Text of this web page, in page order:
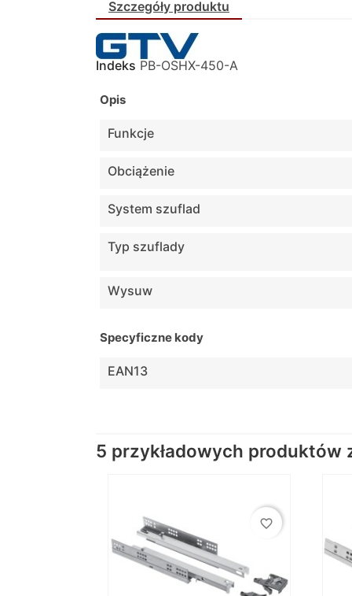
Szczegóły produktu
Indeks PB-OSHX-450-A
Opis
Funkcje
Obciążenie
System szuflad
Typ szuflady
Wysuw
Specyficzne kody
EAN13
5 przykładowych produktów
favorite_border